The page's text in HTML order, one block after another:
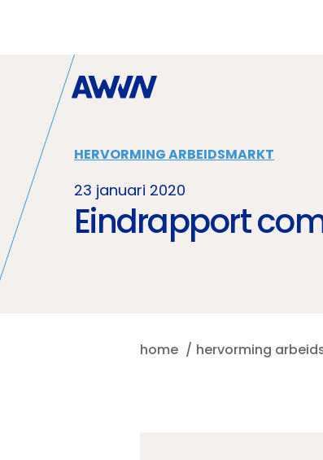
HERVORMING ARBEIDSMARKT
23 januari 2020
Eindrapport
home hervorming